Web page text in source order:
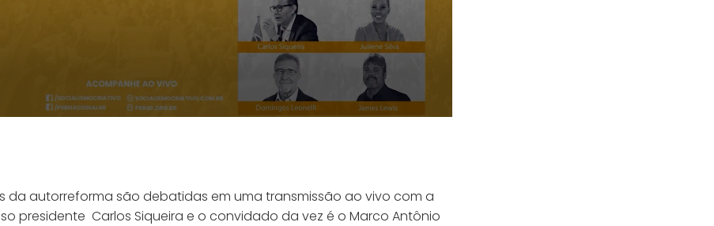
da autorreforma são debatidas em uma transmissão ao vivo com a
presidente Carlos Siqueira e o convidado da vez é o Marco Antônio